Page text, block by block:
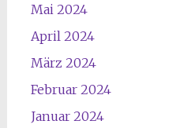
Mai 2024
April 2024
März 2024
Februar 2024
Januar 2024